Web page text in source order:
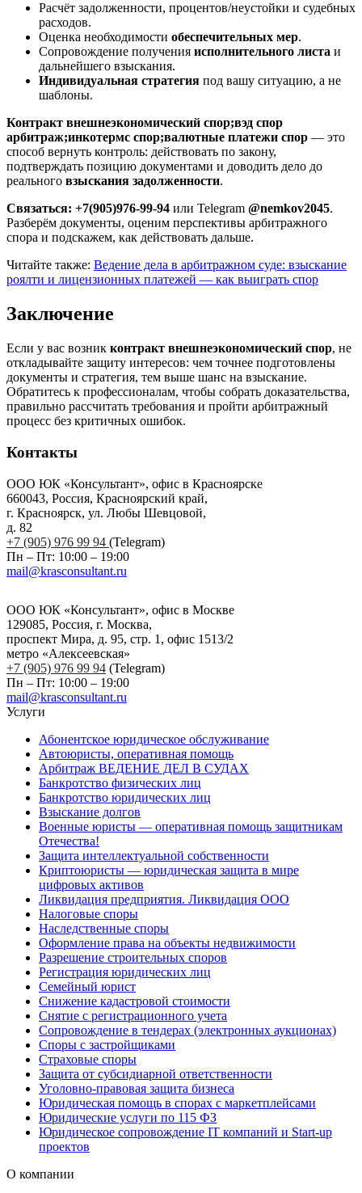
Расчёт задолженности, процентов/неустойки и судебных
расходов.
Оценка необходимости обеспечительных мер.
Сопровождение получения исполнительного листа и
дальнейшего взыскания.
Индивидуальная стратегия под вашу ситуацию, а не
шаблоны.
Контракт внешнеэкономический спор;вэд спор
арбитраж;инкотермс спор;валютные платежи спор — это
способ вернуть контроль: действовать по закону,
подтверждать позицию документами и доводить дело до
реального взыскания задолженности.
Связаться: +7(905)976-99-94 или Telegram @nemkov2045.
Разберём документы, оценим перспективы арбитражного
спора и подскажем, как действовать дальше.
Читайте также: Ведение дела в арбитражном суде: взыскание
роялти и лицензионных платежей — как выиграть спор
Заключение
Если у вас возник контракт внешнеэкономический спор, не
откладывайте защиту интересов: чем точнее подготовлены
документы и стратегия, тем выше шанс на взыскание.
Обратитесь к профессионалам, чтобы собрать доказательства,
правильно рассчитать требования и пройти арбитражный
процесс без критичных ошибок.
Контакты
ООО ЮК «Консультант», офис в Красноярске
660043, Россия, Красноярский край,
г. Красноярск, ул. Любы Шевцовой,
д. 82
+7 (905) 976 99 94 (Telegram)
Пн – Пт: 10:00 – 19:00
mail@krasconsultant.ru
ООО ЮК «Консультант», офис в Москве
129085, Россия, г. Москва,
проспект Мира, д. 95, стр. 1, офис 1513/2
метро «Алексеевская»
+7 (905) 976 99 94 (Telegram)
Пн – Пт: 10:00 – 19:00
mail@krasconsultant.ru
Услуги
Абонентское юридическое обслуживание
Автоюристы, оперативная помощь
Арбитраж ВЕДЕНИЕ ДЕЛ В СУДАХ
Банкротство физических лиц
Банкротство юридических лиц
Взыскание долгов
Военные юристы — оперативная помощь защитникам
Отечества!
Защита интеллектуальной собственности
Криптоюристы — юридическая защита в мире
цифровых активов
Ликвидация предприятия. Ликвидация ООО
Налоговые споры
Наследственные споры
Оформление права на объекты недвижимости
Разрешение строительных споров
Регистрация юридических лиц
Семейный юрист
Снижение кадастровой стоимости
Снятие с регистрационного учета
Сопровождение в тендерах (электронных аукционах)
Споры с застройщиками
Страховые споры
Защита от субсидиарной ответственности
Уголовно-правовая защита бизнеса
Юридическая помощь в спорах с маркетплейсами
Юридические услуги по 115 ФЗ
Юридическое сопровождение IT компаний и Start-up
проектов
О компании